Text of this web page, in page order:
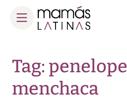
content
Tag: penelope
menchaca